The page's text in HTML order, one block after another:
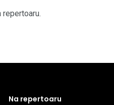
repertoaru.
Na repertoaru